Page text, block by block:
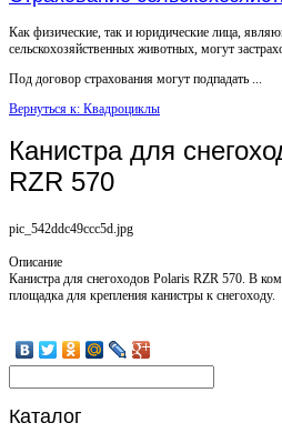
Как физические, так и юридические лица,
сельскохозяйственных животных, могут
Под договор страхования могут подпадать ...
Вернуться к: Квадроциклы
Канистра для
RZR 570
pic_542ddc49ccc5d.jpg
Описание
Канистра для снегоходов Polaris RZR 570. В
площадка для крепления канистры к снегоходу.
Каталог